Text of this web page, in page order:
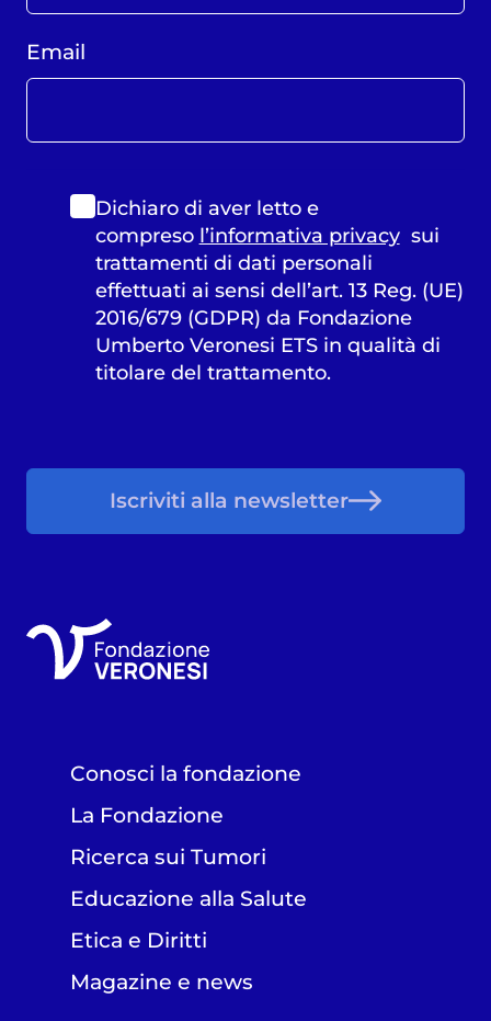
Email
Dichiaro di aver letto e
compreso l’informativa privacysui
trattamenti di dati personali
effettuati ai sensi dell’art. 13 Reg. (UE)
2016/679 (GDPR) da Fondazione
Umberto Veronesi ETS in qualità di
titolare del trattamento.
Iscriviti alla newsletter
Conosci la fondazione
La Fondazione
Ricerca sui Tumori
Educazione alla Salute
Etica e Diritti
Magazine e news